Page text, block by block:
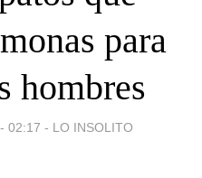
para
hombres
02:17 - LO INSOLITO